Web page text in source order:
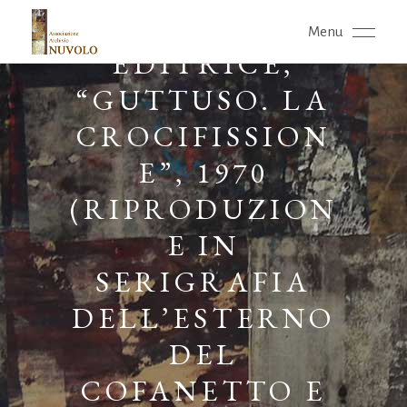
Menu
ACCADEMIA
EDITRICE,
“GUTTUSO. LA
CROCIFISSION
E”, 1970
(RIPRODUZION
E IN
SERIGRAFIA
DELL’ESTERNO
DEL
COFANETTO E